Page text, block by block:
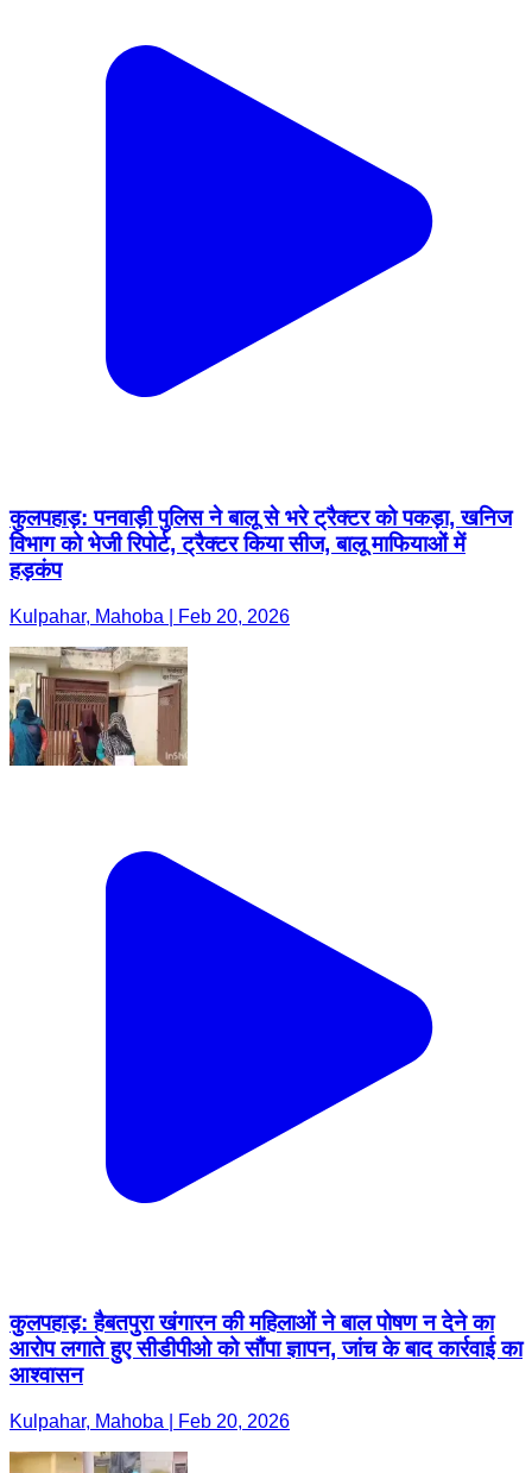
कुलपहाड़: पनवाड़ी पुलिस ने बालू से भरे ट्रैक्टर को पकड़ा, खनिज
विभाग को भेजी रिपोर्ट, ट्रैक्टर किया सीज, बालू माफियाओं में
हड़कंप
Kulpahar, Mahoba | Feb 20, 2026
कुलपहाड़: हैबतपुरा खंगारन की महिलाओं ने बाल पोषण न देने का
आरोप लगाते हुए सीडीपीओ को सौंपा ज्ञापन, जांच के बाद कार्रवाई का
आश्वासन
Kulpahar, Mahoba | Feb 20, 2026